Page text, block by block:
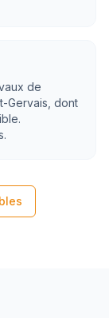
de
Gervais, dont